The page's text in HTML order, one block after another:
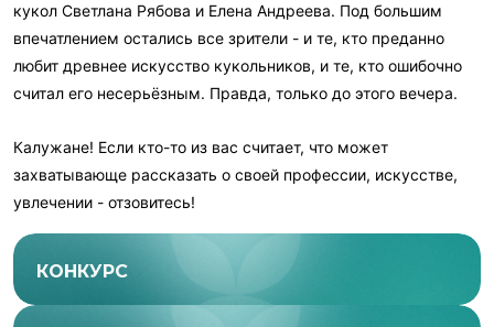
кукол Светлана Рябова и Елена Андреева. Под большим
впечатлением остались все зрители - и те, кто преданно
любит древнее искусство кукольников, и те, кто ошибочно
считал его несерьёзным. Правда, только до этого вечера.
Калужане! Если кто-то из вас считает, что может
захватывающе рассказать о своей профессии, искусстве,
увлечении - отзовитесь!
КОНКУРС